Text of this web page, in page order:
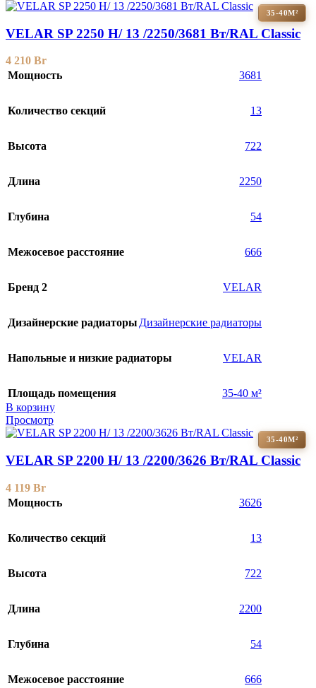
35-40М²
VELAR SP 2250 H/ 13 /2250/3681 Вт/RAL Classic
4 210 Br
Мощность
3681
Количество секций 13
Высота 722
Длина 2250
Глубина 54
Межосевое расстояние 666
Бренд 2 VELAR
Дизайнерские радиаторы Дизайнерские радиаторы
Напольные и низкие радиаторы VELAR
Площадь помещения
35-40 м²
В корзину
Просмотр
35-40М²
VELAR SP 2200 H/ 13 /2200/3626 Вт/RAL Classic
4 119 Br
Мощность
3626
Количество секций 13
Высота 722
Длина 2200
Глубина 54
Межосевое расстояние 666